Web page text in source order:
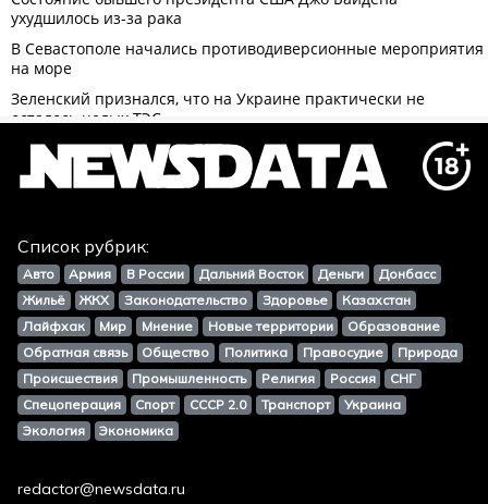
Список рубрик:
Авто Армия В России Дальний Восток Деньги
Донбасс
Жильё
ЖКХ Законодательство Здоровье
Казахстан
Лайфхак
Мир Мнение Новые территории
Образование
Обратная связь
Общество Политика Правосудие
Природа
Происшествия
Промышленность Религия Россия
СНГ
Спецоперация
Спорт СССР 2.0 Транспорт
Украина
Экология
Экономика
redactor@newsdata.ru